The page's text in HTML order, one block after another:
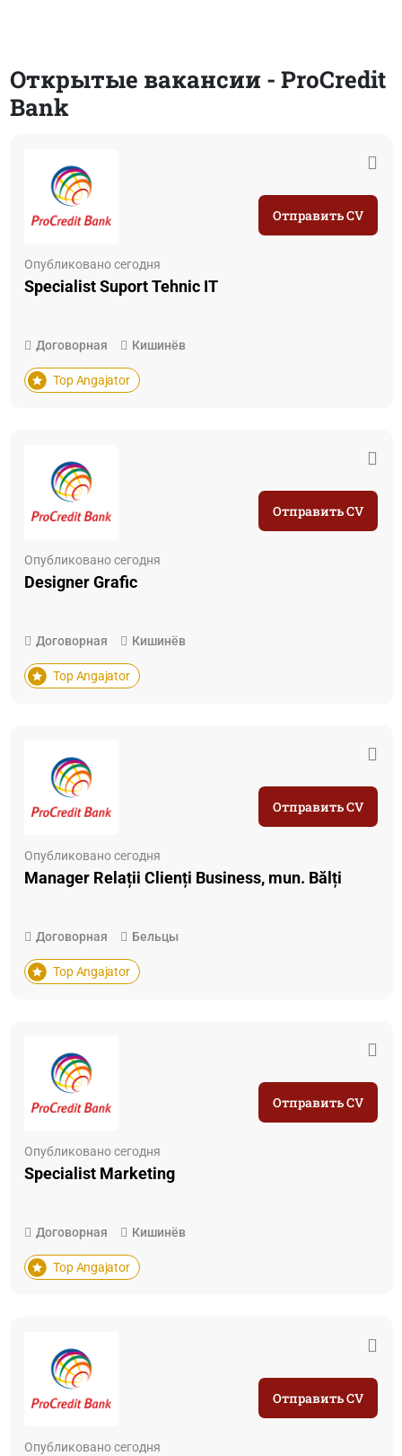
Открытые вакансии - ProCredit
Bank
Опубликовано сегодня
Specialist Suport Tehnic IT
Договорная Кишинёв
Top Angajator
Отправить CV
Опубликовано сегодня
Designer Grafic
Договорная Кишинёв
Top Angajator
Отправить CV
Опубликовано сегодня
Manager Relații Clienți Business, mun. Bălți
Договорная Бельцы
Top Angajator
Отправить CV
Опубликовано сегодня
Specialist Marketing
Договорная Кишинёв
Top Angajator
Отправить CV
Опубликовано сегодня
Отправить CV